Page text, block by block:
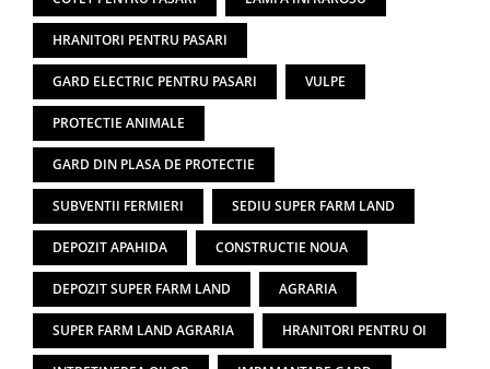
HRANITORI PENTRU PASARI
GARD ELECTRIC PENTRU PASARI VULPE
PROTECTIE ANIMALE
GARD DIN PLASA DE PROTECTIE
SUBVENTII FERMIERI SEDIU SUPER FARM LAND
DEPOZIT APAHIDA CONSTRUCTIE NOUA
DEPOZIT SUPER FARM LAND AGRARIA
SUPER FARM LAND AGRARIA HRANITORI PENTRU OI